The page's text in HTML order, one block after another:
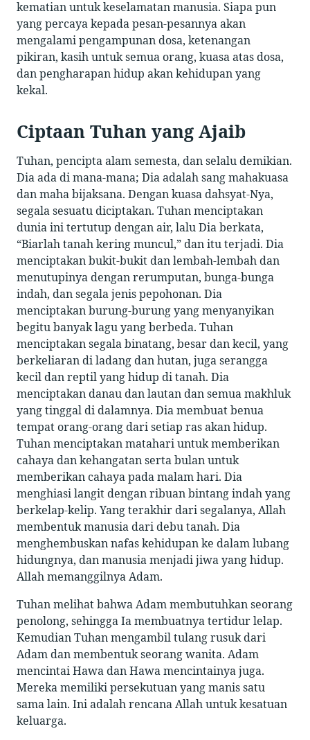
kematian untuk keselamatan manusia. Siapa pun
yang percaya kepada pesan-pesannya akan
mengalami pengampunan dosa, ketenangan
pikiran, kasih untuk semua orang, kuasa atas dosa,
dan pengharapan hidup akan kehidupan yang
kekal.
Ciptaan Tuhan yang Ajaib
Tuhan, pencipta alam semesta, dan selalu demikian.
Dia ada di mana-mana; Dia adalah sang mahakuasa
dan maha bijaksana. Dengan kuasa dahsyat-Nya,
segala sesuatu diciptakan. Tuhan menciptakan
dunia ini tertutup dengan air, lalu Dia berkata,
“Biarlah tanah kering muncul,” dan itu terjadi. Dia
menciptakan bukit-bukit dan lembah-lembah dan
menutupinya dengan rerumputan, bunga-bunga
indah, dan segala jenis pepohonan. Dia
menciptakan burung-burung yang menyanyikan
begitu banyak lagu yang berbeda. Tuhan
menciptakan segala binatang, besar dan kecil, yang
berkeliaran di ladang dan hutan, juga serangga
kecil dan reptil yang hidup di tanah. Dia
menciptakan danau dan lautan dan semua makhluk
yang tinggal di dalamnya. Dia membuat benua
tempat orang-orang dari setiap ras akan hidup.
Tuhan menciptakan matahari untuk memberikan
cahaya dan kehangatan serta bulan untuk
memberikan cahaya pada malam hari. Dia
menghiasi langit dengan ribuan bintang indah yang
berkelap-kelip. Yang terakhir dari segalanya, Allah
membentuk manusia dari debu tanah. Dia
menghembuskan nafas kehidupan ke dalam lubang
hidungnya, dan manusia menjadi jiwa yang hidup.
Allah memanggilnya Adam.
Tuhan melihat bahwa Adam membutuhkan seorang
penolong, sehingga Ia membuatnya tertidur lelap.
Kemudian Tuhan mengambil tulang rusuk dari
Adam dan membentuk seorang wanita. Adam
mencintai Hawa dan Hawa mencintainya juga.
Mereka memiliki persekutuan yang manis satu
sama lain. Ini adalah rencana Allah untuk kesatuan
keluarga.